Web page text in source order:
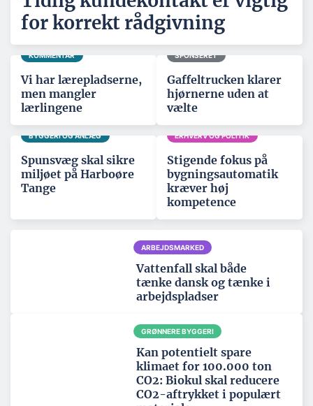
for korrekt rådgivning
KOMMENTAR
Vi har lærepladserne,
men mangler
lærlingene
SPONSERET
Gaffeltrucken klarer
hjørnerne uden at
vælte
BYGGERI OG ANLÆG
Spunsvæg skal sikre
miljøet på Harboøre
Tange
ERHVERV OG POLITIK
Stigende fokus på
bygningsautomatik
kræver høj
kompetence
ARBEJDSMARKED
Vattenfall skal både
tænke dansk og tænke i
arbejdspladser
GRØNNERE BYGGERI
Kan potentielt spare
klimaet for 100.000 ton
CO2: Biokul skal reducere
CO2-aftrykket i populært